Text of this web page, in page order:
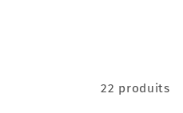
22 produits